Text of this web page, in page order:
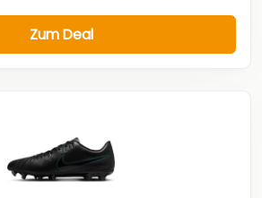
Zum Deal